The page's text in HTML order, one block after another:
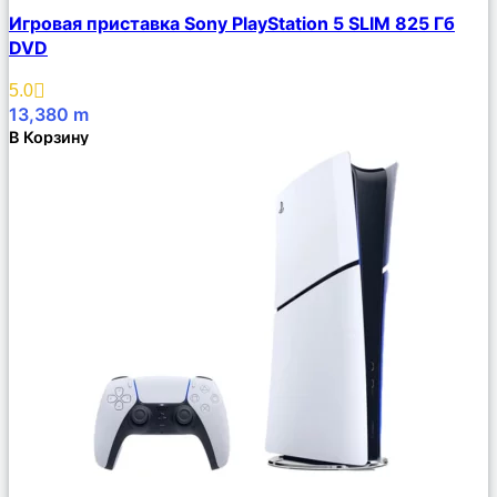
Описание
Избранное
Игровая приставка Sony PlayStation 5 SLIM 825 Гб
DVD
5.0
13,380 m
В Корзину